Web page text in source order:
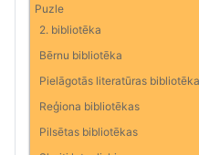
Puzle
2. bibliotēka
Bērnu bibliotēka
Pielāgotās literatūras
Reģiona bibliotēkas
Pilsētas bibliotēkas